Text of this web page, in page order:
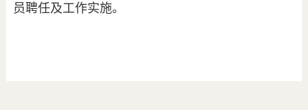
员聘任及工作实施。